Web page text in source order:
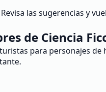
las sugerencias y
de Ciencia
para personajes